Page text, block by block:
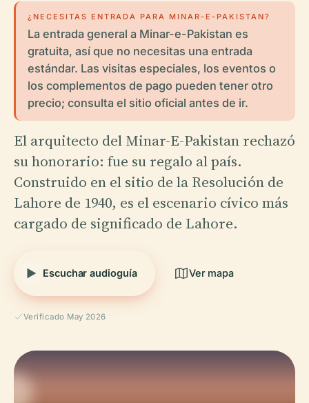
¿NECESITAS ENTRADA PARA MINAR-E-PAKISTAN?
La entrada general a Minar-e-Pakistan es
gratuita, así que no necesitas una entrada
estándar. Las visitas especiales, los eventos o
los complementos de pago pueden tener otro
precio; consulta el sitio oficial antes de ir.
El arquitecto del Minar-E-Pakistan rechazó
su honorario: fue su regalo al país.
Construido en el sitio de la Resolución de
Lahore de 1940, es el escenario cívico más
cargado de significado de Lahore.
Escuchar audioguía Ver mapa
Verificado May 2026